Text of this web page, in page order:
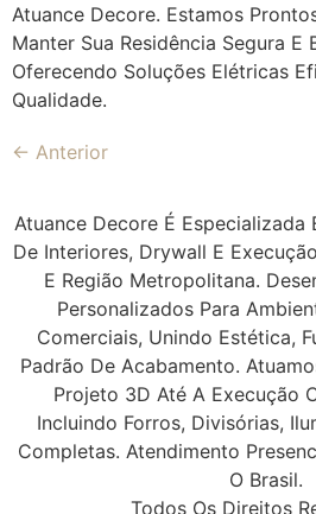
Atuance Decore. Estamos
Manter Sua Residência Segura E
Oferecendo Soluções Elétricas
Qualidade.
← Anterior
Atuance Decore É Especializada
De Interiores, Drywall E
E Região Metropolitana.
Personalizados Para
Comerciais, Unindo Estética,
Padrão De Acabamento.
Projeto 3D Até A Execução
Incluindo Forros, Divisórias,
Completas. Atendimento
O Brasil.
Todos Os Direitos